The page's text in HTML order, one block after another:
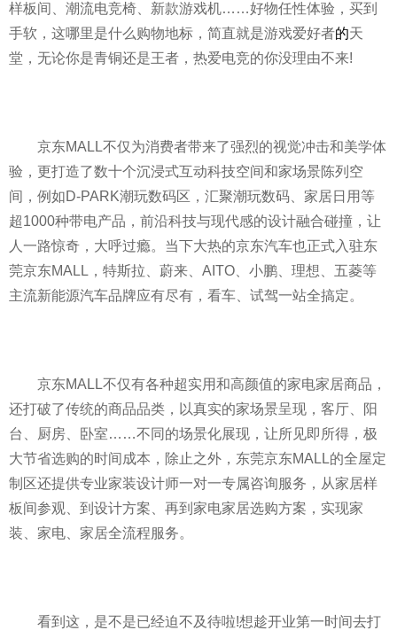
样板间、潮流电竞椅、新款游戏机……好物任性体验，买到
手软，这哪里是什么购物地标，简直就是游戏爱好者的天
堂，无论你是青铜还是王者，热爱电竞的你没理由不来!
京东MALL不仅为消费者带来了强烈的视觉冲击和美学体
验，更打造了数十个沉浸式互动科技空间和家场景陈列空
间，例如D-PARK潮玩数码区，汇聚潮玩数码、家居日用等
超1000种带电产品，前沿科技与现代感的设计融合碰撞，让
人一路惊奇，大呼过瘾。当下大热的京东汽车也正式入驻东
莞京东MALL，特斯拉、蔚来、AITO、小鹏、理想、五菱等
主流新能源汽车品牌应有尽有，看车、试驾一站全搞定。
京东MALL不仅有各种超实用和高颜值的家电家居商品，
还打破了传统的商品品类，以真实的家场景呈现，客厅、阳
台、厨房、卧室……不同的场景化展现，让所见即所得，极
大节省选购的时间成本，除止之外，东莞京东MALL的全屋定
制区还提供专业家装设计师一对一专属咨询服务，从家居样
板间参观、到设计方案、再到家电家居选购方案，实现家
装、家电、家居全流程服务。
看到这，是不是已经迫不及待啦!想趁开业第一时间去打